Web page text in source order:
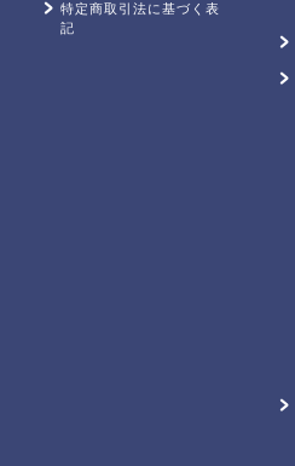
特定商取引法に基づく表
記